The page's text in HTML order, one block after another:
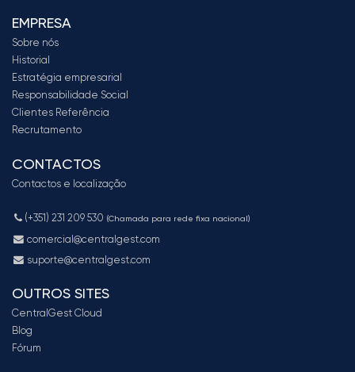
EMPRESA
Sobre nós
Historial
Estratégia empresarial
Responsabilidade Social
Clientes Referência
Recrutamento
CONTACTOS
Contactos e localização
(+351) 231 209 530 (Chamada para rede fixa nacional)
comercial@centralgest.com
suporte@centralgest.com
OUTROS SITES
CentralGest Cloud
Blog
Fórum